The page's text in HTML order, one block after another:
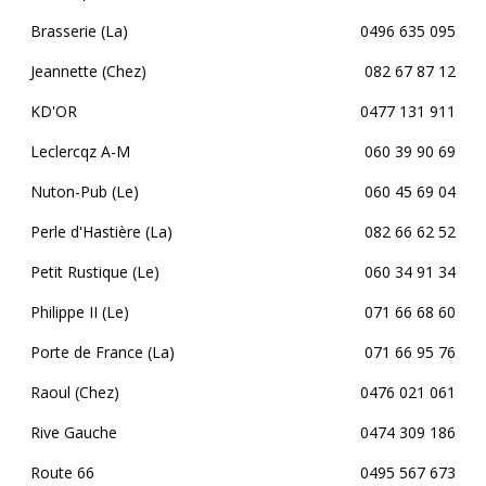
Brasserie (La)
0496 635 095
Jeannette (Chez)
082 67 87 12
KD'OR
0477 131 911
Leclercqz A-M
060 39 90 69
Nuton-Pub (Le)
060 45 69 04
Perle d'Hastière (La)
082 66 62 52
Petit Rustique (Le)
060 34 91 34
Philippe II (Le)
071 66 68 60
Porte de France (La)
071 66 95 76
Raoul (Chez)
0476 021 061
Rive Gauche
0474 309 186
Route 66
0495 567 673